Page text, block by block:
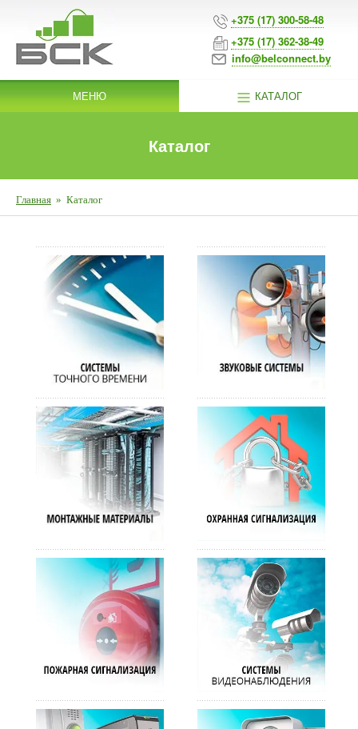
+375 (17) 300-58-48
+375 (17) 362-38-49
info@belconnect.by
МЕНЮ КАТАЛОГ
Каталог
Главная » Каталог